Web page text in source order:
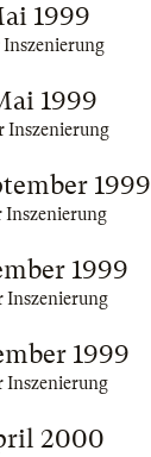
1999
1999
Inszenierung
1999
Inszenierung
1999
Inszenierung
1999
Inszenierung
2000